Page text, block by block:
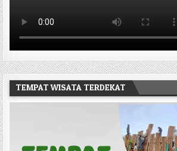
TEMPAT WISATA TERDEKAT